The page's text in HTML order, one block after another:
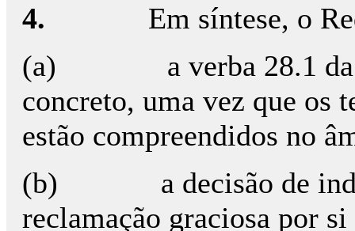
4. Em síntese, o
(a) a verba 28.1 da
concreto, uma vez que os
estão compreendidos no
(b) a decisão de
reclamação graciosa por